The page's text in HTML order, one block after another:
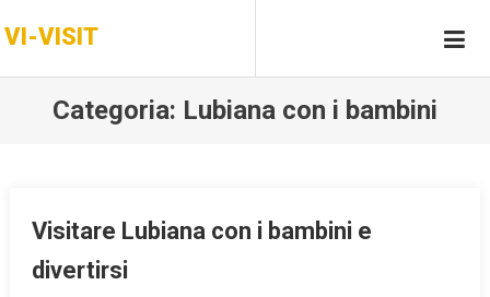
to
content
VI-VISIT
Categoria: Lubiana con i bambini
Visitare Lubiana con i bambini e
divertirsi